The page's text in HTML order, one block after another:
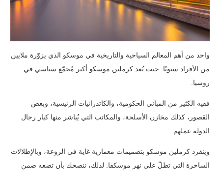
واحد من أهم المعالم السياحية والتاريخية في موسكو الذي يزوّرة ملايين
من الأفراد سنويًا. حيث يُعد كرملين موسكو أكبر مُجمّع سياسي في
روسيا.
ففيه الكثير من المباني الحكومية، والكاتدرائيات الرئيسية، وبعض
القصور، كذلك مخازن الأسلحة، والمكاتب التي يُباشر منها كبار رجال
الدولة عملهم.
وينفرد كرملين موسكو بتصميمات معمارية غاية في الروعة، وبالإطلالات
الساحرة التي تطلّ على نهر موسكفا. لذلك، ننصحك بأن تضعه ضمن